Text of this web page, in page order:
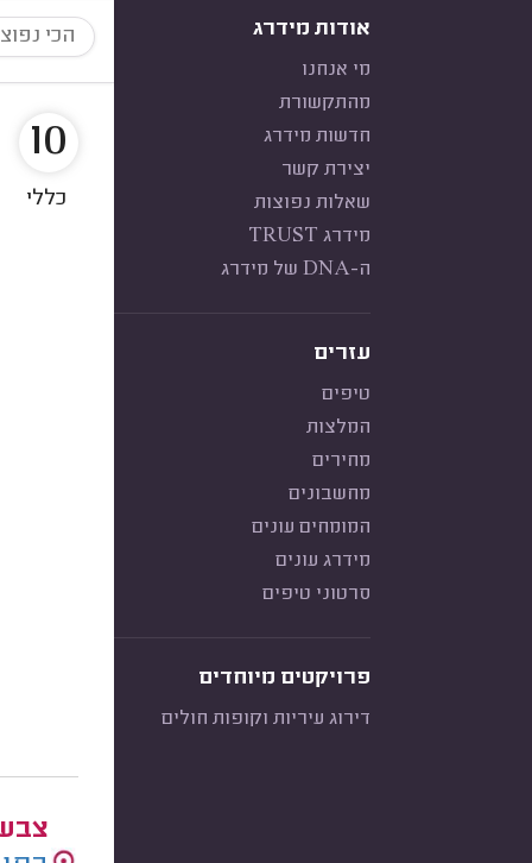
אודות מידרג
מי אנחנו
מהתקשורת
חדשות מידרג
יצירת קשר
שאלות נפוצות
מידרג TRUST
ה-DNA של מידרג
עזרים
טיפים
המלצות
מחירים
מחשבונים
המומחים עונים
מידרג עונים
סרטוני טיפים
פרויקטים מיוחדים
דירוג עיריות וקופות חולים
הכי
10
כללי